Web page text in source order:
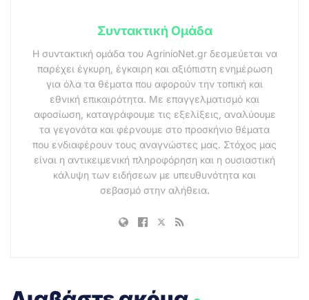
Συντακτική Ομάδα
Η συντακτική ομάδα του AgrinioNet.gr δεσμεύεται να
παρέχει έγκυρη, έγκαιρη και αξιόπιστη ενημέρωση
για όλα τα θέματα που αφορούν την τοπική και
εθνική επικαιρότητα. Με επαγγελματισμό και
αφοσίωση, καταγράφουμε τις εξελίξεις, αναλύουμε
τα γεγονότα και φέρνουμε στο προσκήνιο θέματα
που ενδιαφέρουν τους αναγνώστες μας. Στόχος μας
είναι η αντικειμενική πληροφόρηση και η ουσιαστική
κάλυψη των ειδήσεων με υπευθυνότητα και
σεβασμό στην αλήθεια.